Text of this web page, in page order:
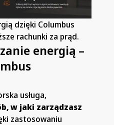
dzięki Columbus
rachunki za prąd.
energią –
usługa,
w jaki zarządzasz
zastosowaniu